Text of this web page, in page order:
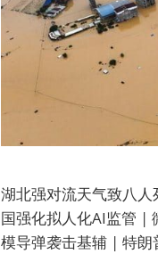
湖北强对流天气致八
国强化拟人化AI监管 |
模导弹袭击基辅 | 特